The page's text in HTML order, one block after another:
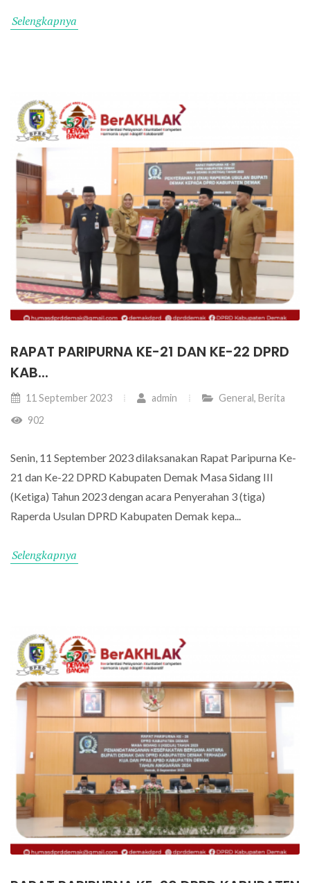
Selengkapnya
RAPAT PARIPURNA KE-21 DAN KE-22 DPRD
KAB...
11 September 2023 admin General, Berita
902
Senin, 11 September 2023 dilaksanakan Rapat Paripurna Ke-
21 dan Ke-22 DPRD Kabupaten Demak Masa Sidang III
(Ketiga) Tahun 2023 dengan acara Penyerahan 3 (tiga)
Raperda Usulan DPRD Kabupaten Demak kepa...
Selengkapnya